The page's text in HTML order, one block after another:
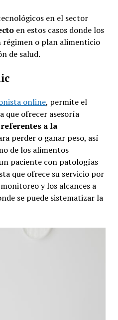
en el sector
en estos casos donde los
régimen o plan alimenticio
de salud.
online, permite el
que ofrecer asesoría
a la
perder o ganar peso, así
de los alimentos
paciente con patologías
que ofrece su servicio por
y los alcances a
se puede sistematizar la